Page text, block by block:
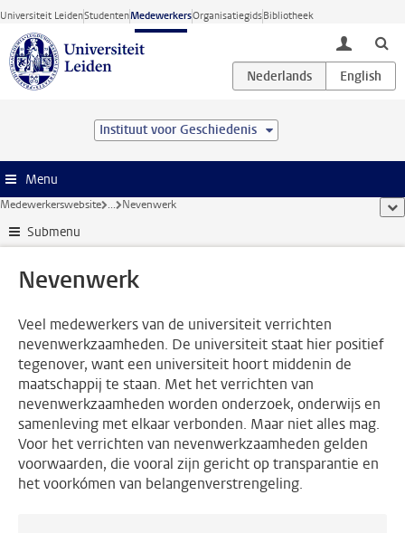
Ga direct naar de inhoud
Universiteit LeidenStudentenMedewerkersOrganisatiegidsBibliotheek
toggle
Instituut voor Geschiedenis
Menu
Medewerkerswebsite ... Nevenwerk
Submenu
Nevenwerk
Veel medewerkers van de universiteit verrichten
nevenwerkzaamheden. De universiteit staat hier positief
tegenover, want een universiteit hoort middenin de
maatschappij te staan. Met het verrichten van
nevenwerkzaamheden worden onderzoek, onderwijs en
samenleving met elkaar verbonden. Maar niet alles mag.
Voor het verrichten van nevenwerkzaamheden gelden
voorwaarden, die vooral zijn gericht op transparantie en
het voorkómen van belangenverstrengeling.